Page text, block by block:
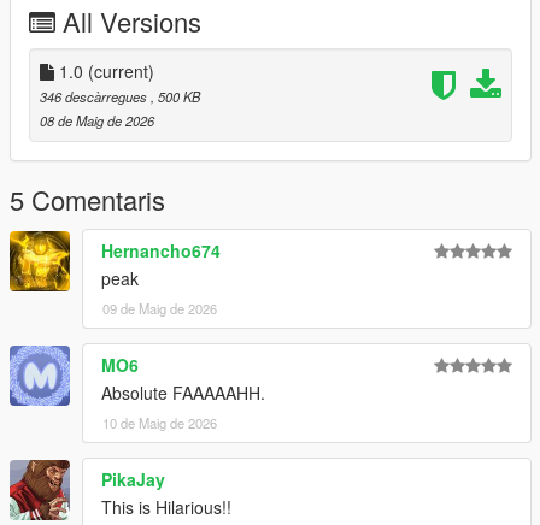
All Versions
1.0 (current)
346 descàrregues , 500 KB
08 de Maig de 2026
5 Comentaris
Hernancho674
peak
09 de Maig de 2026
MO6
Absolute FAAAAAHH.
10 de Maig de 2026
PikaJay
This is Hilarious!!